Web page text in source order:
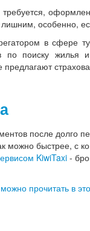
особенно,
в сфере
по поиску жилья
после долго
можно быстрее, с
KiwiTaxi -
можно прочитать в